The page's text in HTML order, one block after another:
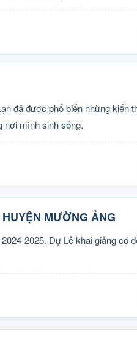
đã được phổ biến những kiến
nơi mình sinh sống.
MƯỜNG ẢNG
2025. Dự Lễ khai giảng có